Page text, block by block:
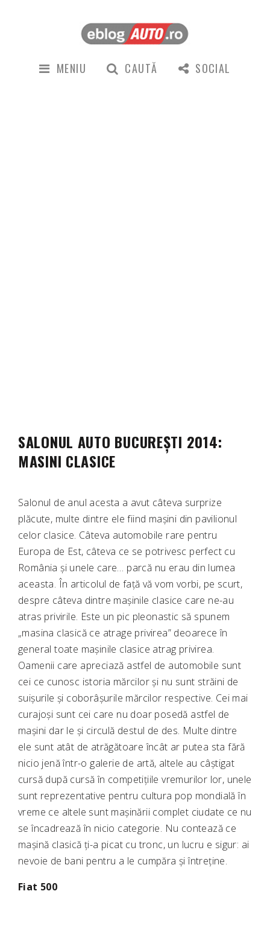
MENIU CAUTĂ SOCIAL
SALONUL AUTO BUCUREȘTI 2014:
MASINI CLASICE
Salonul de anul acesta a avut câteva surprize
plăcute, multe dintre ele fiind mașini din pavilionul
celor clasice. Câteva automobile rare pentru
Europa de Est, câteva ce se potrivesc perfect cu
România și unele care… parcă nu erau din lumea
aceasta. În articolul de față vă vom vorbi, pe scurt,
despre câteva dintre mașinile clasice care ne-au
atras privirile. Este un pic pleonastic să spunem
„masina clasică ce atrage privirea” deoarece în
general toate mașinile clasice atrag privirea.
Oamenii care apreciază astfel de automobile sunt
cei ce cunosc istoria mărcilor și nu sunt străini de
suișurile și coborâșurile mărcilor respective. Cei mai
curajoși sunt cei care nu doar posedă astfel de
mașini dar le și circulă destul de des. Multe dintre
ele sunt atât de atrăgătoare încât ar putea sta fără
nicio jenă într-o galerie de artă, altele au câștigat
cursă după cursă în competițiile vremurilor lor, unele
sunt reprezentative pentru cultura pop mondială în
vreme ce altele sunt mașinării complet ciudate ce nu
se încadrează în nicio categorie. Nu contează ce
mașină clasică ți-a picat cu tronc, un lucru e sigur: ai
nevoie de bani pentru a le cumpăra și întreține.
Fiat 500